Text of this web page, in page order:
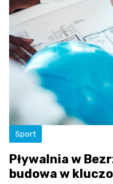
Sport
Pływalnia w
budowa w